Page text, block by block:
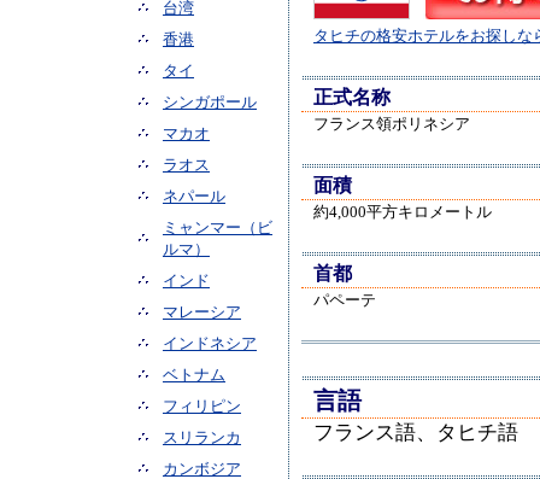
タヒチの格安ホテルをお探しな
正式名称
フランス領ポリネシア
面積
約4,000平方キロメートル
首都
パペーテ
言語
フランス語、タヒチ語
台湾
香港
タイ
シンガポール
マカオ
ラオス
ネパール
ミャンマー（ビ
ルマ）
インド
マレーシア
インドネシア
ベトナム
フィリピン
スリランカ
カンボジア